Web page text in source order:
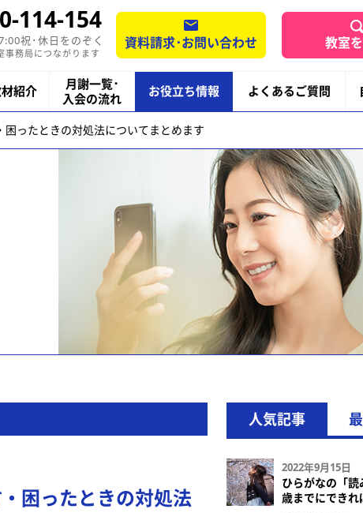
114-154
祝･休日をのぞく
事務局につながります
資料請求･お問い合わせ 教室
紹介
月謝一覧･
入会の流れ
お役立ち情報 よくあるご質問
ったときの対処法についてまとめます
困ったときの対処法
人気記事
2022年9月15日
ひらがなの「
歳までにできれ